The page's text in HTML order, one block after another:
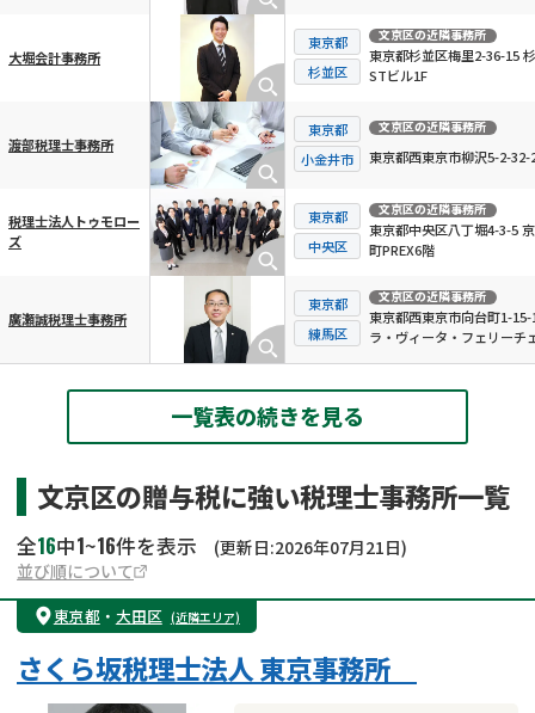
大堀会計事務所
東京都
杉並区
文京区の近隣事務所
東京都杉並区梅里2-36-15
STビル1F
渡部税理士事務所
東京都
小金井市
文京区の近隣事務所
東京都西東京市柳沢5-2-32-
税理士法人トゥモロー
ズ
東京都
中央区
文京区の近隣事務所
東京都中央区八丁堀4-3-5
町PREX6階
廣瀬誠税理士事務所
東京都
練馬区
文京区の近隣事務所
東京都西東京市向台町1-15-
ラ・ヴィータ・フェリーチ
一覧表の続きを見る
文京区の贈与税に強い税理士事務所一覧
全16中1~16件を表示
(更新日:2026年07月21日)
並び順について
東京都 ・ 大田区 (近隣エリア)
さくら坂税理士法人 東京事務所